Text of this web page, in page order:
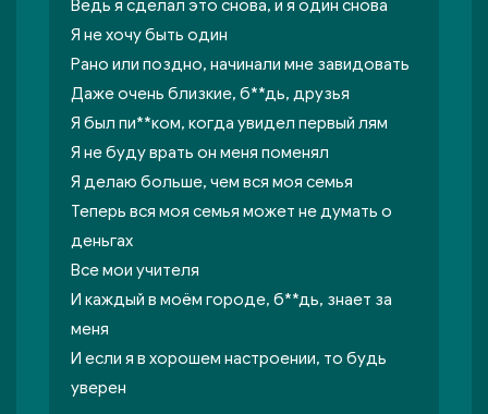
Ведь я сделал это снова, и я один снова
Я не хочу быть один
Рано или поздно, начинали мне завидовать
Даже очень близкие, б**дь, друзья
Я был пи**ком, когда увидел первый лям
Я не буду врать он меня поменял
Я делаю больше, чем вся моя семья
Теперь вся моя семья может не думать о
деньгах
Все мои учителя
И каждый в моём городе, б**дь, знает за
меня
И если я в хорошем настроении, то будь
уверен